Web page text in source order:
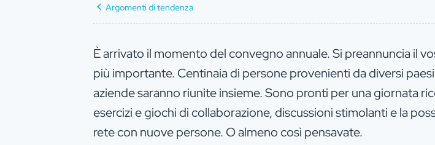
Argomenti di tendenza
È arrivato il momento del convegno annuale. Si preannuncia il
più importante. Centinaia di persone provenienti da diversi
aziende saranno riunite insieme. Sono pronti per una giornata
esercizi e giochi di collaborazione, discussioni stimolanti e la
rete con nuove persone. O almeno così pensavate.